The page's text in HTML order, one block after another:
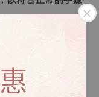
「手圍尺寸客製
的「生命靈數量
一諮詢，老師將解